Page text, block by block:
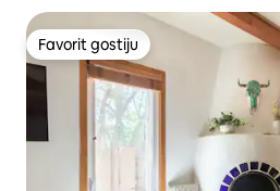
Favorit gostiju
Favorit gostiju